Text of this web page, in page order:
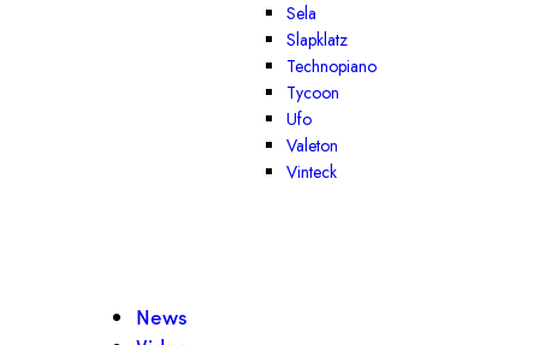
Sela
Slapklatz
Technopiano
Tycoon
Ufo
Valeton
Vinteck
News